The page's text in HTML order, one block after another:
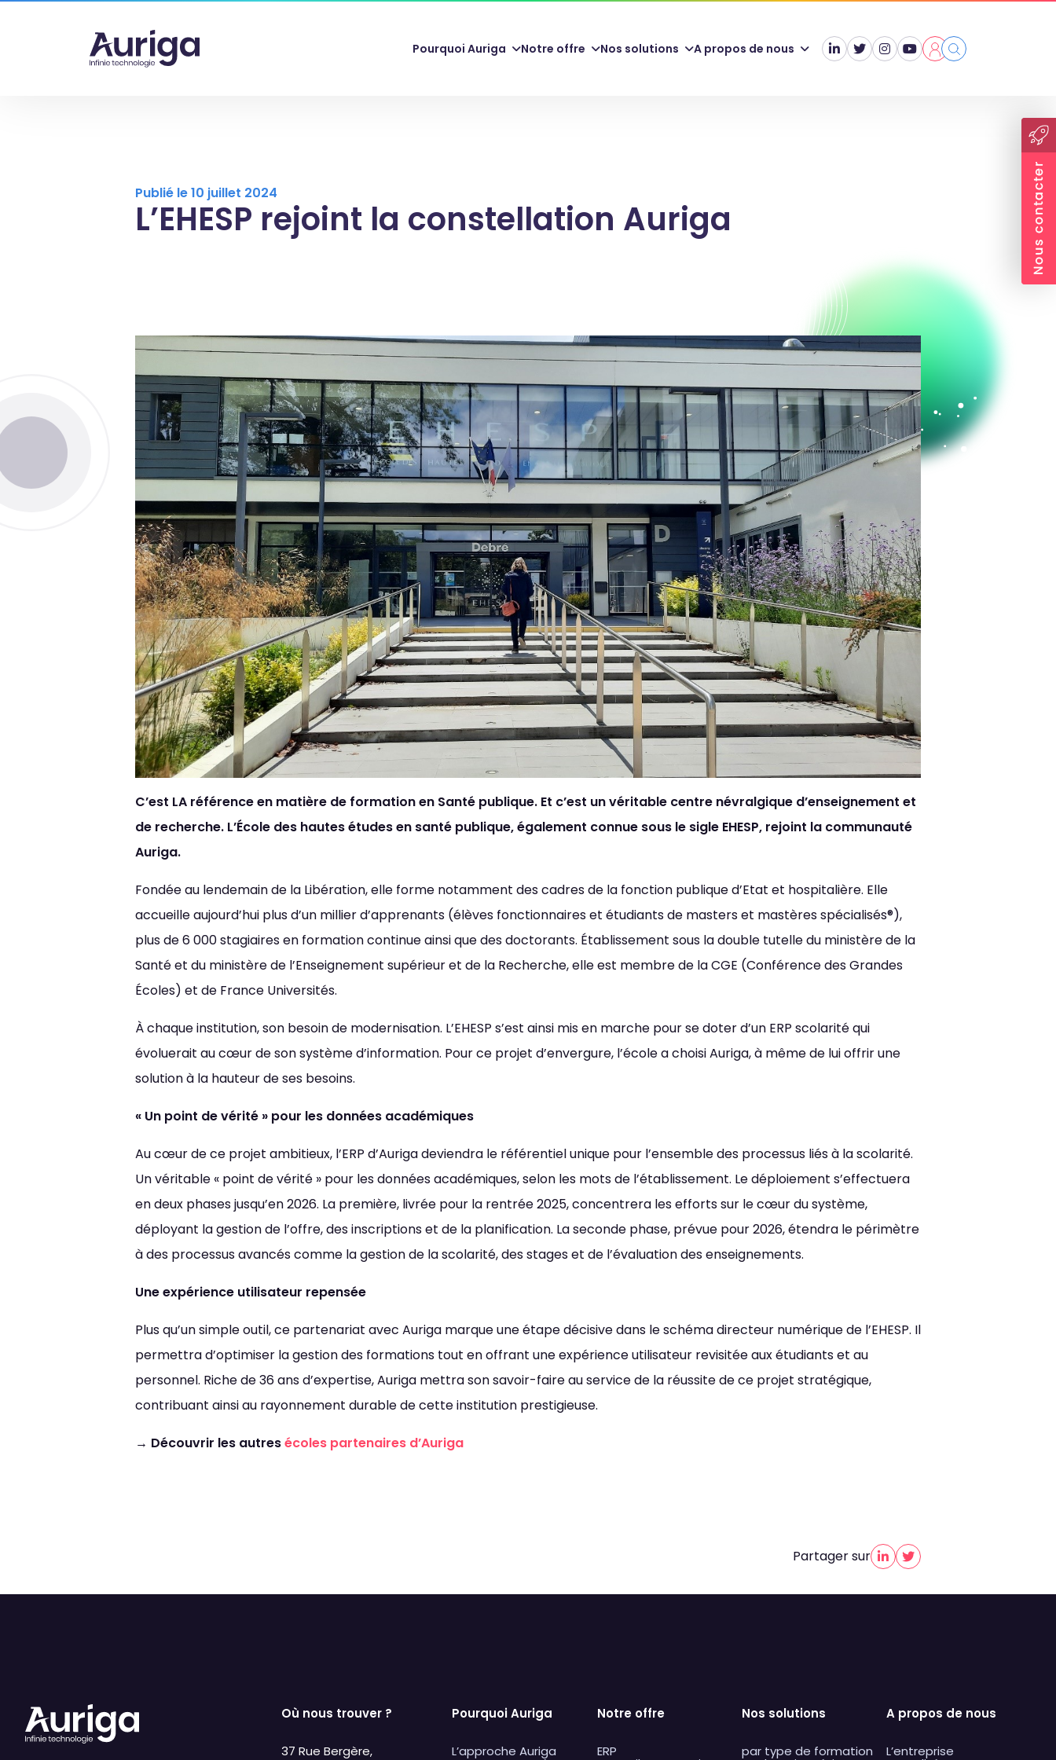
Pourquoi Auriga Notre offre Nos solutions A propos de nous
L’EHESP rejoint la constellation Auriga
Publié le 10 juillet 2024
C’est LA référence en matière de formation en Santé publique. Et c’est un véritable centre névralgique d’enseignement et
de recherche. L’École des hautes études en santé publique, également connue sous le sigle EHESP, rejoint la communauté
Auriga.
Fondée au lendemain de la Libération, elle forme notamment des cadres de la fonction publique d’Etat et hospitalière. Elle
accueille aujourd’hui plus d’un millier d’apprenants (élèves fonctionnaires et étudiants de masters et mastères spécialisés®),
plus de 6 000 stagiaires en formation continue ainsi que des doctorants. Établissement sous la double tutelle du ministère de la
Santé et du ministère de l’Enseignement supérieur et de la Recherche, elle est membre de la CGE (Conférence des Grandes
Écoles) et de France Universités.
À chaque institution, son besoin de modernisation. L’EHESP s’est ainsi mis en marche pour se doter d’un ERP scolarité qui
évoluerait au cœur de son système d’information. Pour ce projet d’envergure, l’école a choisi Auriga, à même de lui offrir une
solution à la hauteur de ses besoins.
« Un point de vérité » pour les données académiques
Au cœur de ce projet ambitieux, l’ERP d’Auriga deviendra le référentiel unique pour l’ensemble des processus liés à la scolarité.
Un véritable « point de vérité » pour les données académiques, selon les mots de l’établissement. Le déploiement s’effectuera
en deux phases jusqu’en 2026. La première, livrée pour la rentrée 2025, concentrera les efforts sur le cœur du système,
déployant la gestion de l’offre, des inscriptions et de la planification. La seconde phase, prévue pour 2026, étendra le périmètre
à des processus avancés comme la gestion de la scolarité, des stages et de l’évaluation des enseignements.
Une expérience utilisateur repensée
Plus qu’un simple outil, ce partenariat avec Auriga marque une étape décisive dans le schéma directeur numérique de l’EHESP. Il
permettra d’optimiser la gestion des formations tout en offrant une expérience utilisateur revisitée aux étudiants et au
personnel. Riche de 36 ans d’expertise, Auriga mettra son savoir-faire au service de la réussite de ce projet stratégique,
contribuant ainsi au rayonnement durable de cette institution prestigieuse.
→ Découvrir les autresécoles partenaires d’Auriga
Partager sur
Où nous trouver ?
37 Rue Bergère,
Pourquoi Auriga
L’approche Auriga
Notre offre
ERP
Nos solutions
par type de formation
A propos de nous
L’entreprise
Thème
Taille du texte
Défaut Augmenter
Interlignage
Justification